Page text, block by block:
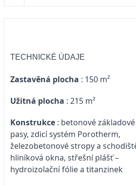
TECHNICKÉ ÚDAJE
Zastavěná plocha : 150 m²
Užitná plocha : 215 m²
Konstrukce : betonové základové
pasy, zdicí systém Porotherm,
železobetonové stropy a
hliníková okna, střešní plášť –
hydroizolační fólie a titanzinek